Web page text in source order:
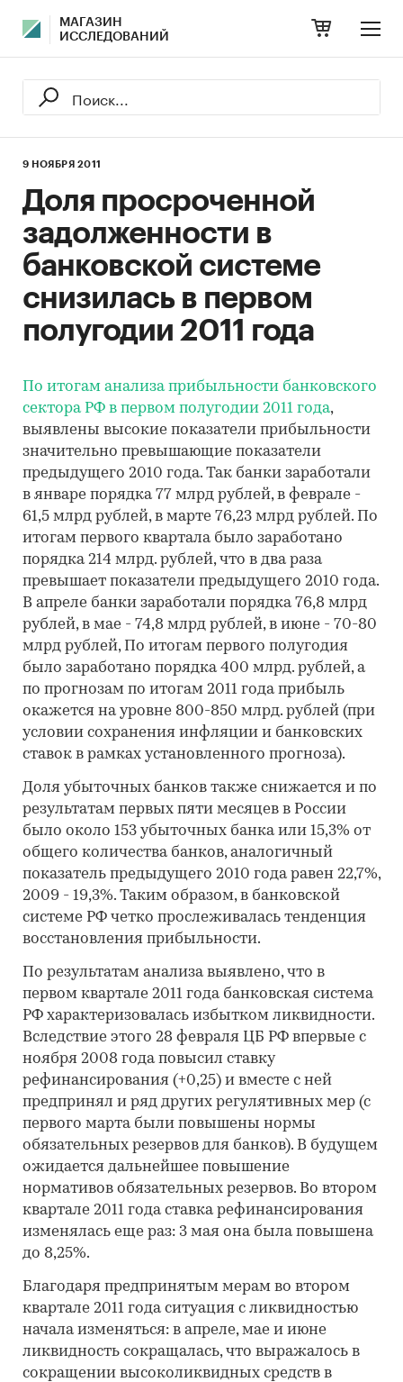
МАГАЗИН
ИССЛЕДОВАНИЙ
9 НОЯБРЯ 2011
Доля просроченной
задолженности в
банковской системе
снизилась в первом
полугодии 2011 года
По итогам анализа прибыльности банковского
сектора РФ в первом полугодии 2011 года,
выявлены высокие показатели прибыльности
значительно превышающие показатели
предыдущего 2010 года. Так банки заработали
в январе порядка 77 млрд рублей, в феврале -
61,5 млрд рублей, в марте 76,23 млрд рублей. По
итогам первого квартала было заработано
порядка 214 млрд. рублей, что в два раза
превышает показатели предыдущего 2010 года.
В апреле банки заработали порядка 76,8 млрд
рублей, в мае - 74,8 млрд рублей, в июне - 70-80
млрд рублей, По итогам первого полугодия
было заработано порядка 400 млрд. рублей, а
по прогнозам по итогам 2011 года прибыль
окажется на уровне 800-850 млрд. рублей (при
условии сохранения инфляции и банковских
ставок в рамках установленного прогноза).
Доля убыточных банков также снижается и по
результатам первых пяти месяцев в России
было около 153 убыточных банка или 15,3% от
общего количества банков, аналогичный
показатель предыдущего 2010 года равен 22,7%,
2009 - 19,3%. Таким образом, в банковской
системе РФ четко прослеживалась тенденция
восстановления прибыльности.
По результатам анализа выявлено, что в
первом квартале 2011 года банковская система
РФ характеризовалась избытком ликвидности.
Вследствие этого 28 февраля ЦБ РФ впервые с
ноября 2008 года повысил ставку
рефинансирования (+0,25) и вместе с ней
предпринял и ряд других регулятивных мер (с
первого марта были повышены нормы
обязательных резервов для банков). В будущем
ожидается дальнейшее повышение
нормативов обязательных резервов. Во втором
квартале 2011 года ставка рефинансирования
изменялась еще раз: 3 мая она была повышена
до 8,25%.
Благодаря предпринятым мерам во втором
квартале 2011 года ситуация с ликвидностью
начала изменяться: в апреле, мае и июне
ликвидность сокращалась, что выражалось в
сокращении высоколиквидных средств в